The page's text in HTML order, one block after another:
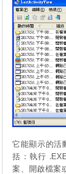
它能顯示的活
括：執行
案、開啟檔案